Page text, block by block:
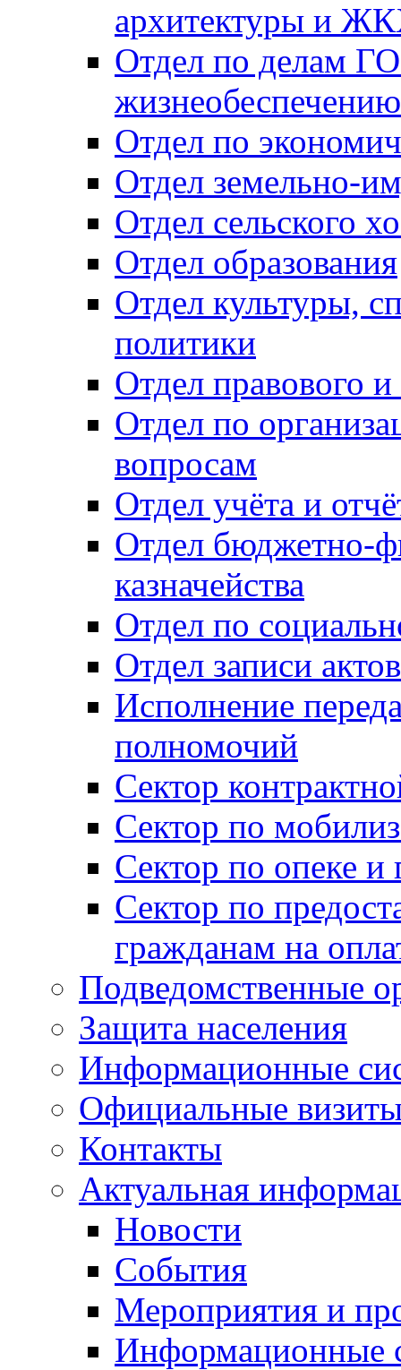
архитектуры и
Отдел по делам
Отдел по
Отдел земельно-
Отдел сельского
Отдел образования
Отдел культуры,
политики
Отдел правового
Отдел по
вопросам
Отдел учёта и
Отдел бюджетно-
казначейства
Отдел по
Отдел записи
Исполнение
полномочий
Сектор
Сектор по
Сектор по опеке и
Сектор по
гражданам на
Подведомственные
Защита населения
Информационные
Официальные
Контакты
Актуальная
Новости
События
Мероприятия и
Информационные